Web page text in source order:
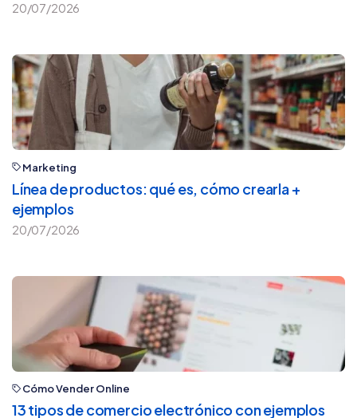
20/07/2026
Marketing
Línea de productos: qué es, cómo crearla +
ejemplos
20/07/2026
Cómo Vender Online
13 tipos de comercio electrónico con ejemplos